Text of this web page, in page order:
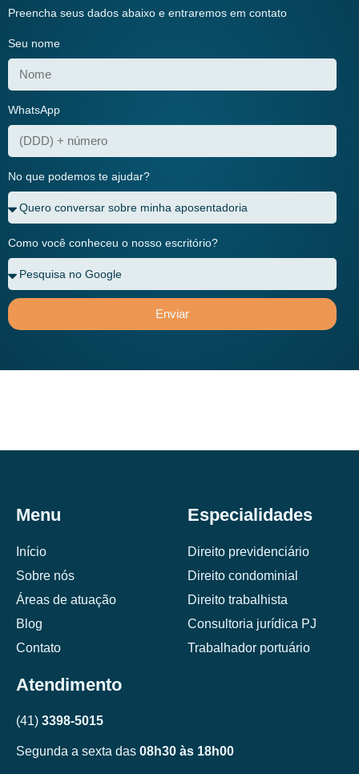
Preencha seus dados abaixo e entraremos em contato
Seu nome
WhatsApp
No que podemos te ajudar?
Como você conheceu o nosso escritório?
Enviar
Menu
Início
Sobre nós
Áreas de atuação
Blog
Contato
Especialidades
Direito previdenciário
Direito condominial
Direito trabalhista
Consultoria jurídica PJ
Trabalhador portuário
Atendimento
(41) 3398-5015
Segunda a sexta das 08h30 às 18h00